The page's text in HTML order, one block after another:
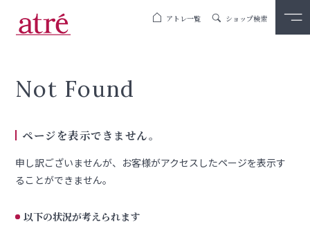
アトレ一覧 ショップ検索
Not Found
ページを表示できません。
申し訳ございませんが、お客様がアクセスしたページを表示す
ることができません。
以下の状況が考えられます